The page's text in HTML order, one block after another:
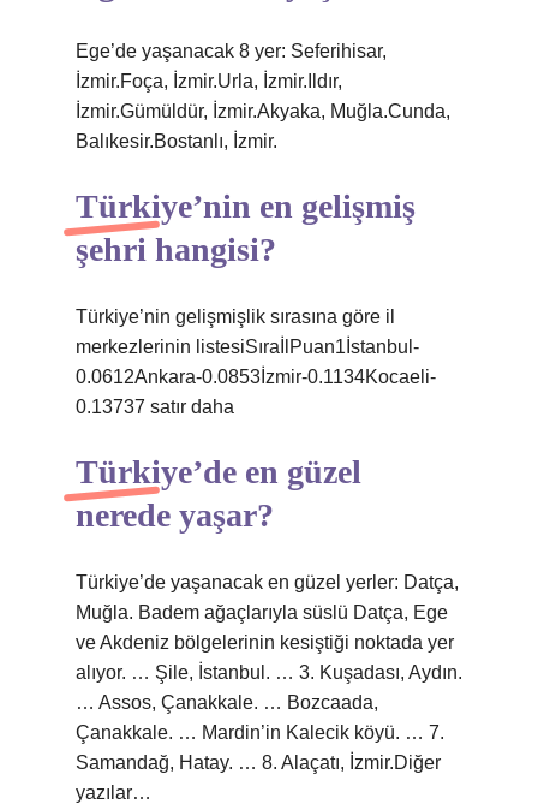
Ege’de yaşanacak 8 yer: Seferihisar,
İzmir.Foça, İzmir.Urla, İzmir.Ildır,
İzmir.Gümüldür, İzmir.Akyaka, Muğla.Cunda,
Balıkesir.Bostanlı, İzmir.
Türkiye’nin en gelişmiş
şehri hangisi?
Türkiye’nin gelişmişlik sırasına göre il
merkezlerinin listesiSıraİlPuan1İstanbul-
0.0612Ankara-0.0853İzmir-0.1134Kocaeli-
0.13737 satır daha
Türkiye’de en güzel
nerede yaşar?
Türkiye’de yaşanacak en güzel yerler: Datça,
Muğla. Badem ağaçlarıyla süslü Datça, Ege
ve Akdeniz bölgelerinin kesiştiği noktada yer
alıyor. … Şile, İstanbul. … 3. Kuşadası, Aydın.
… Assos, Çanakkale. … Bozcaada,
Çanakkale. … Mardin’in Kalecik köyü. … 7.
Samandağ, Hatay. … 8. Alaçatı, İzmir.Diğer
yazılar…